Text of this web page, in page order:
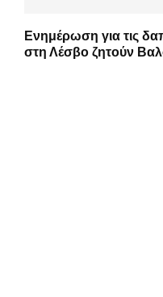
Ενημέρωση για τις
στη Λέσβο ζητούν